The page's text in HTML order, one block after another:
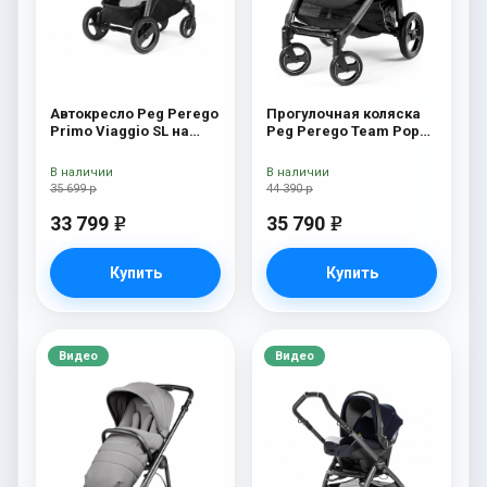
Автокресло Peg Perego
Primo Viaggio SL на
White/Black) Oceano
35 699 р
33 799 e
Купить
В наличии
Прогулочная коляска
Peg Perego Team Pop
Scuba
44 390 р
35 790 e
Купить
В наличии
Видео Видео